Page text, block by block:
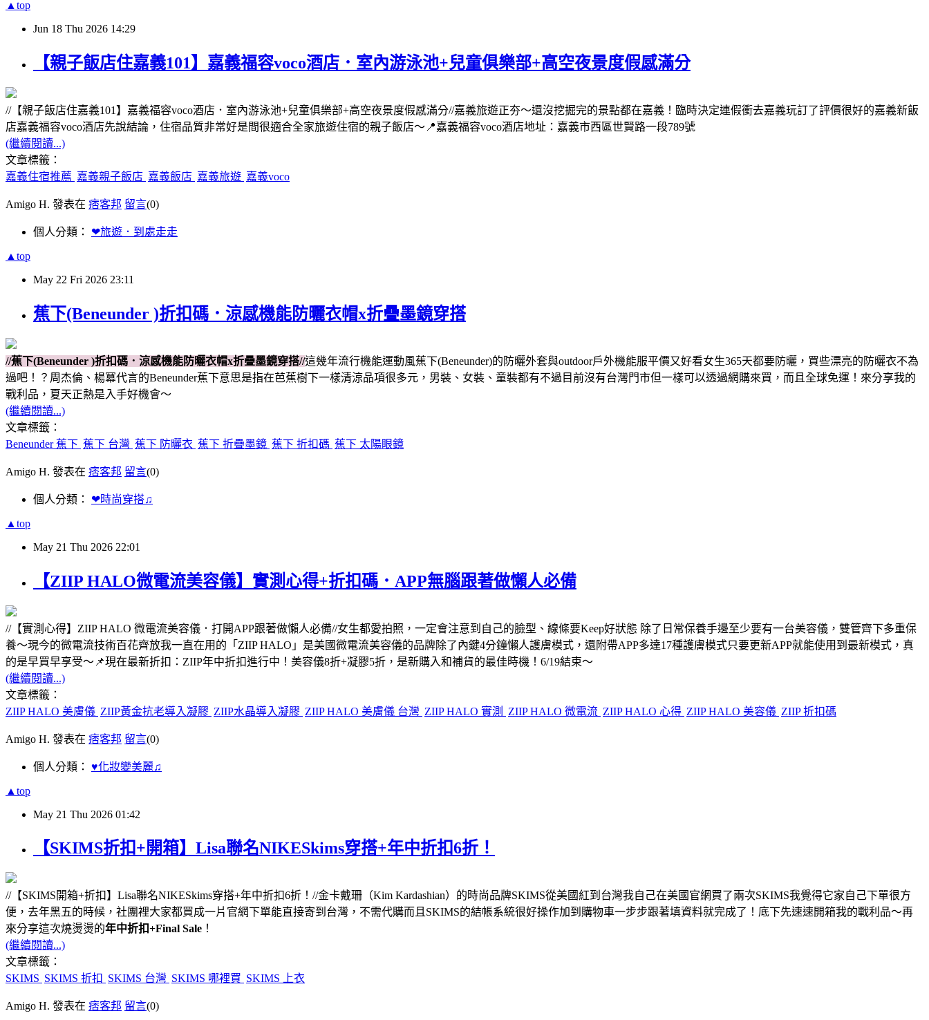
▲top
Jun 18 Thu 2026 14:29
【親子飯店住嘉義101】嘉義福容voco酒店．室內游泳池+兒童俱樂部+高空夜景度假感滿分
//【親子飯店住嘉義101】嘉義福容voco酒店．室內游泳池+兒童俱樂部+高空夜景度假感滿分//嘉義旅遊正夯～還沒挖掘完的景點都在嘉義！臨時決定連假衝去嘉義玩訂了評價很好的嘉義新飯
店嘉義福容voco酒店先說結論，住宿品質非常好是間很適合全家旅遊住宿的親子飯店～📍嘉義福容voco酒店地址：嘉義市西區世賢路一段789號
(繼續閱讀...)
文章標籤：
嘉義住宿推薦 嘉義親子飯店 嘉義飯店 嘉義旅遊 嘉義voco
Amigo H. 發表在 痞客邦 留言(0)
個人分類： ❤旅遊．到處走走
▲top
May 22 Fri 2026 23:11
蕉下(Beneunder )折扣碼．涼感機能防曬衣帽x折疊墨鏡穿搭
//蕉下(Beneunder )折扣碼．涼感機能防曬衣帽x折疊墨鏡穿搭//這幾年流行機能運動風蕉下(Beneunder)的防曬外套與outdoor戶外機能服平價又好看女生365天都要防曬，買些漂亮的防曬衣不為
過吧！？周杰倫、楊冪代言的Beneunder蕉下意思是指在芭蕉樹下一樣清涼品項很多元，男裝、女裝、童裝都有不過目前沒有台灣門市但一樣可以透過網購來買，而且全球免運！來分享我的
戰利品，夏天正熱是入手好機會～
(繼續閱讀...)
文章標籤：
Beneunder 蕉下 蕉下 台灣 蕉下 防曬衣 蕉下 折疊墨鏡 蕉下 折扣碼 蕉下 太陽眼鏡
Amigo H. 發表在 痞客邦 留言(0)
個人分類： ❤時尚穿搭♫
▲top
May 21 Thu 2026 22:01
【ZIIP HALO微電流美容儀】實測心得+折扣碼．APP無腦跟著做懶人必備
//【實測心得】ZIIP HALO 微電流美容儀．打開APP跟著做懶人必備//女生都愛拍照，一定會注意到自己的臉型、線條要Keep好狀態 除了日常保養手邊至少要有一台美容儀，雙管齊下多重保
養～現今的微電流技術百花齊放我一直在用的「ZIIP HALO」是美國微電流美容儀的品牌除了內鍵4分鐘懶人護膚模式，還附帶APP多達17種護膚模式只要更新APP就能使用到最新模式，真
的是早買早享受～📌現在最新折扣：ZIIP年中折扣進行中！美容儀8折+凝膠5折，是新購入和補貨的最佳時機！6/19結束～
(繼續閱讀...)
文章標籤：
ZIIP HALO 美膚儀 ZIIP黃金抗老導入凝膠 ZIIP水晶導入凝膠 ZIIP HALO 美膚儀 台灣 ZIIP HALO 實測 ZIIP HALO 微電流 ZIIP HALO 心得 ZIIP HALO 美容儀 ZIIP 折扣碼
Amigo H. 發表在 痞客邦 留言(0)
個人分類： ♥化妝變美麗♫
▲top
May 21 Thu 2026 01:42
【SKIMS折扣+開箱】Lisa聯名NIKESkims穿搭+年中折扣6折！
//【SKIMS開箱+折扣】Lisa聯名NIKESkims穿搭+年中折扣6折！//金卡戴珊（Kim Kardashian）的時尚品牌SKIMS從美國紅到台灣我自己在美國官網買了兩次SKIMS我覺得它家自己下單很方
便，去年黑五的時候，社團裡大家都買成一片官網下單能直接寄到台灣，不需代購而且SKIMS的結帳系統很好操作加到購物車一步步跟著填資料就完成了！底下先速速開箱我的戰利品～再
來分享這次燒燙燙的年中折扣+Final Sale ！
(繼續閱讀...)
文章標籤：
SKIMS SKIMS 折扣 SKIMS 台灣 SKIMS 哪裡買 SKIMS 上衣
Amigo H. 發表在 痞客邦 留言(0)